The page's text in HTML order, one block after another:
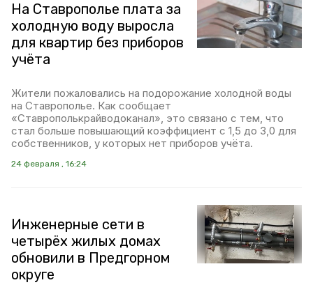
На Ставрополье плата за
холодную воду выросла
для квартир без приборов
учёта
Жители пожаловались на подорожание холодной воды
на Ставрополье. Как сообщает
«Ставрополькрайводоканал», это связано с тем, что
стал больше повышающий коэффициент с 1,5 до 3,0 для
собственников, у которых нет приборов учёта.
24 февраля , 16:24
Инженерные сети в
четырёх жилых домах
обновили в Предгорном
округе